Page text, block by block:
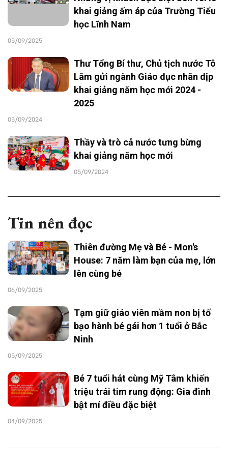
khai giảng ấm áp của Trường Tiểu
học Lĩnh Nam
05/09/2025
Thư Tổng Bí thư, Chủ tịch nước Tô
Lâm gửi ngành Giáo dục nhân dịp
khai giảng năm học mới 2024 -
2025
05/09/2024
Thầy và trò cả nước tưng bừng
khai giảng năm học mới
05/09/2024
Tin nên đọc
Thiên đường Mẹ và Bé - Mon's
House: 7 năm làm bạn của mẹ, lớn
lên cùng bé
06/09/2025
Tạm giữ giáo viên mầm non bị tố
bạo hành bé gái hơn 1 tuổi ở Bắc
Ninh
05/09/2025
Bé 7 tuổi hát cùng Mỹ Tâm khiến
triệu trái tim rung động: Gia đình
bật mí điều đặc biệt
04/09/2025